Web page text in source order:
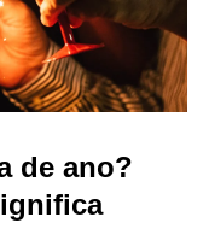
de ano?